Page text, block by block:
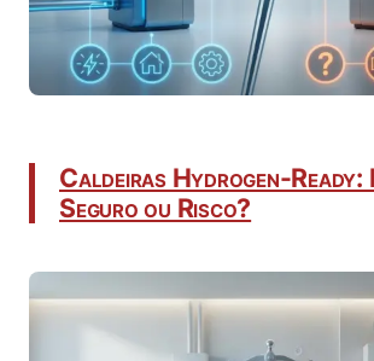
Caldeiras Hydrogen-Ready:
Seguro ou Risco?